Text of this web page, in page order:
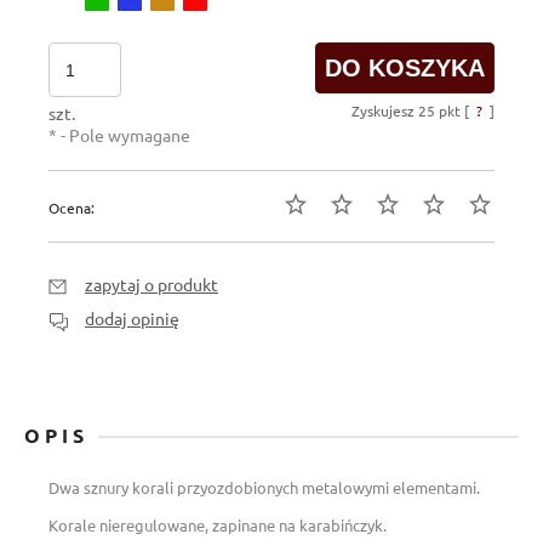
szt.
DO KOSZYKA
Zyskujesz 25 pkt [ ? ]
* - Pole wymagane
Ocena:
zapytaj o produkt
dodaj opinię
OPIS
Dwa sznury korali przyozdobionych metalowymi elementami.
Korale nieregulowane, zapinane na karabińczyk.